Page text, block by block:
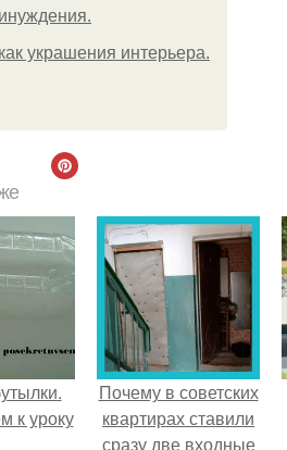
украшения интерьера.
к уроку
Почему в советских
квартирах ставили
сразу две входные